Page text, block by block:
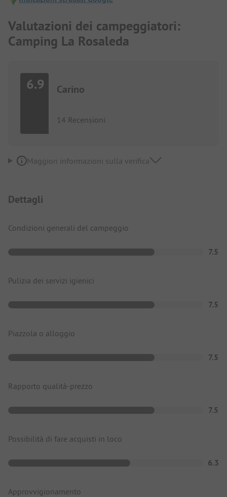
Valutazioni dei campeggiatori:
Camping La Rosaleda
6.9 Carino
14 Recensioni
Maggiori informazioni sulla verifica
Dettagli
Condizioni generali del campeggio
7.5
Pulizia dei servizi igienici
7.5
Piazzola o alloggio
7.5
Rapporto qualità-prezzo
7.5
Possibilità di fare acquisti in loco
6.3
Approvvigionamento